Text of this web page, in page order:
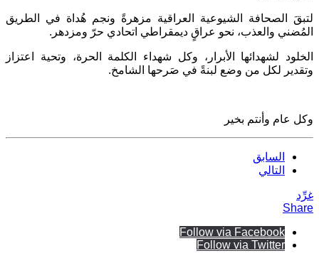
لتبقَ الصحافة الشيوعية العراقية مزهرةً ونجم هُداة في الطريق
المُضني والعذب، نحو عراقٍ ديمقراطي اتحادي حرّ ومزدهر.
الخلود لشهدائها الأبرار، وكل شهداء الكلمة الحرة، وتحية اعتزاز
وتقدير لكل من وضع لبنةً في صَرحها الشامخ.
وكل عام وأنتم بخير
السابق
التالي
غرِّد
Share
Follow via Facebook
Follow via Twitter